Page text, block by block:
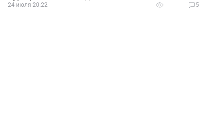
24 июля 20:22 5